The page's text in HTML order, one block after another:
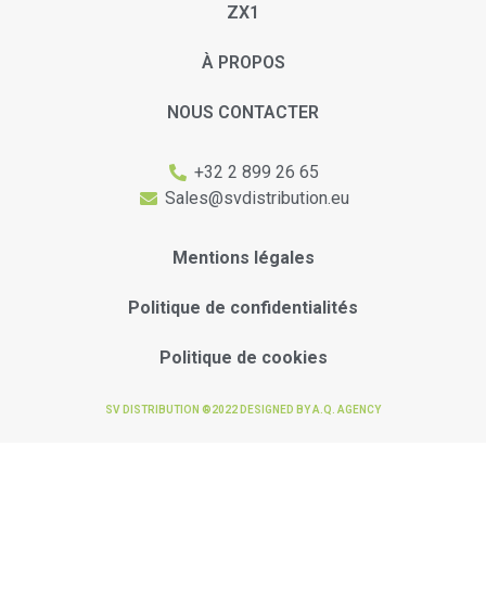
ZX1
À PROPOS
NOUS CONTACTER
+32 2 899 26 65
Sales@svdistribution.eu
Mentions légales
Politique de confidentialités
Politique de cookies
SV DISTRIBUTION ®2022 DESIGNED BY A.Q. AGENCY